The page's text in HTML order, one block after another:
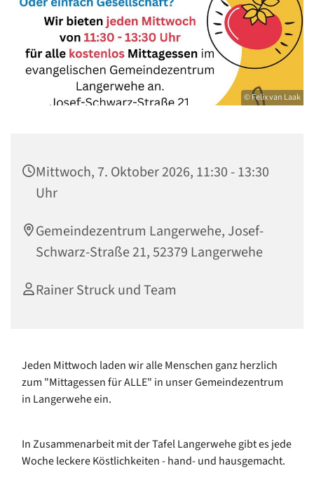
© Felix van Laak
Mittwoch, 7. Oktober 2026, 11:30 - 13:30
Uhr
Gemeindezentrum Langerwehe, Josef-
Schwarz-Straße 21, 52379 Langerwehe
Rainer Struck und Team
Jeden Mittwoch laden wir alle Menschen ganz herzlich
zum "Mittagessen für ALLE" in unser Gemeindezentrum
in Langerwehe ein.
In Zusammenarbeit mit der Tafel Langerwehe gibt es jede
Woche leckere Köstlichkeiten - hand- und hausgemacht.